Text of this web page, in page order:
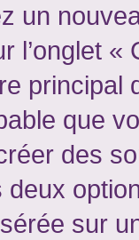
un
l’onglet
principal
que
des
deux
sur